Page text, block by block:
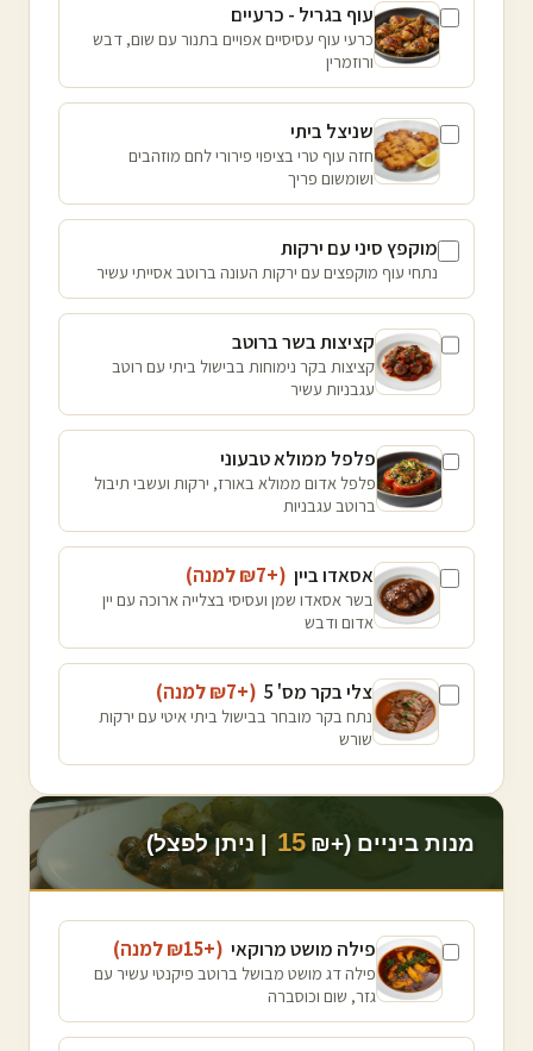
עוף בגריל - כרעיים
כרעי עוף עסיסיים אפויים בתנור עם שום, דבש
ורוזמרין
שניצל ביתי
חזה עוף טרי בציפוי פירורי לחם מוזהבים
ושומשום פריך
מוקפץ סיני עם ירקות
נתחי עוף מוקפצים עם ירקות העונה ברוטב אסייתי עשיר
קציצות בשר ברוטב
קציצות בקר נימוחות בבישול ביתי עם רוטב
עגבניות עשיר
פלפל ממולא טבעוני
פלפל אדום ממולא באורז, ירקות ועשבי תיבול
ברוטב עגבניות
אסאדו ביין (+₪
7 למנה)
בשר אסאדו שמן ועסיסי בצלייה ארוכה עם יין
אדום ודבש
צלי בקר מס' 5 (+₪
7 למנה)
נתח בקר מובחר בבישול ביתי איטי עם ירקות
שורש
מנות ביניים (+₪ 15 | ניתן לפצל)
פילה מושט מרוקאי (+₪
15 למנה)
פילה דג מושט מבושל ברוטב פיקנטי עשיר עם
גזר, שום וכוסברה